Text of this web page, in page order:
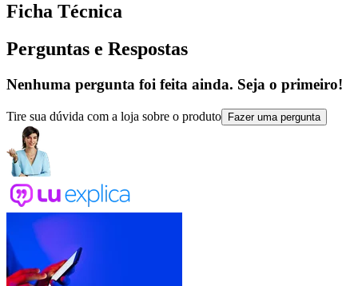
Ficha Técnica
Perguntas e Respostas
Nenhuma pergunta foi feita ainda. Seja o primeiro!
Tire sua dúvida com a loja sobre o produto Fazer uma pergunta